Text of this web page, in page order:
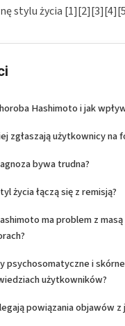
stylu życia
Hashimoto i jak
zgłaszają użytkownicy na
bywa trudna?
życia łączą się z remisją?
ma problem z masą
psychosomatyczne i
użytkowników?
powiązania objawów